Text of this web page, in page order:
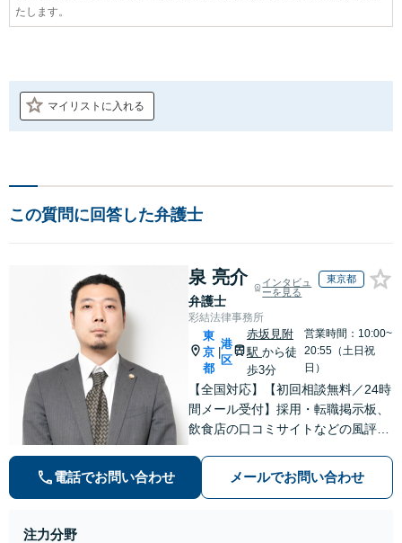
たします。
マイリストに入れる
この質問に回答した弁護士
泉 亮介
弁護士
インタビュ
ーを見る
東京都
彩結法律事務所
東
京
都
港
区
赤坂見附
駅 から徒
歩3分
営業時間：10:00~
20:55（土日祝
日）
【全国対応】【初回相談無料／24時
間メール受付】採用・転職掲示板、
飲食店の口コミサイトなどの風評被
の種類を問わず相談可。可能な限り
早期対応で駆けつけサポート【労
電話でお問い合わせ メールでお問い合わせ
注力分野